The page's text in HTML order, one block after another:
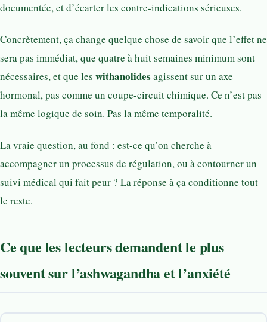
documentée, et d’écarter les contre-indications sérieuses.
Concrètement, ça change quelque chose de savoir que l’effet ne
sera pas immédiat, que quatre à huit semaines minimum sont
nécessaires, et que les withanolides agissent sur un axe
hormonal, pas comme un coupe-circuit chimique. Ce n’est pas
la même logique de soin. Pas la même temporalité.
La vraie question, au fond : est-ce qu’on cherche à
accompagner un processus de régulation, ou à contourner un
suivi médical qui fait peur ? La réponse à ça conditionne tout
le reste.
Ce que les lecteurs demandent le plus
souvent sur l’ashwagandha et l’anxiété